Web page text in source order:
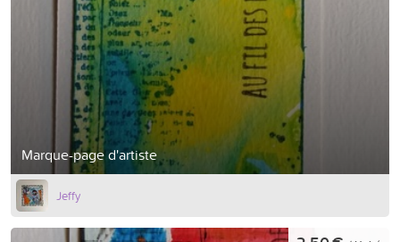
Marque-page d'artiste
Jeffy